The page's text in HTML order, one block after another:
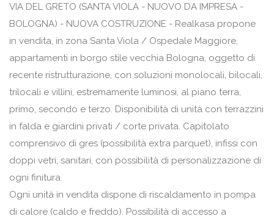
VIA DEL GRETO (SANTA VIOLA - NUOVO DA IMPRESA -
BOLOGNA) - NUOVA COSTRUZIONE - Realkasa propone
in vendita, in zona Santa Viola / Ospedale Maggiore,
appartamenti in borgo stile vecchia Bologna, oggetto di
recente ristrutturazione, con soluzioni monolocali, bilocali,
trilocali e villini, estremamente luminosi, al piano terra,
primo, secondo e terzo. Disponibilità di unità con terrazzini
in falda e giardini privati / corte privata. Capitolato
comprensivo di gres (possibilità extra parquet), infissi con
doppi vetri, sanitari, con possibilità di personalizzazione di
ogni finitura.
Ogni unità in vendita dispone di riscaldamento in pompa
di calore (caldo e freddo). Possibilità di accesso a